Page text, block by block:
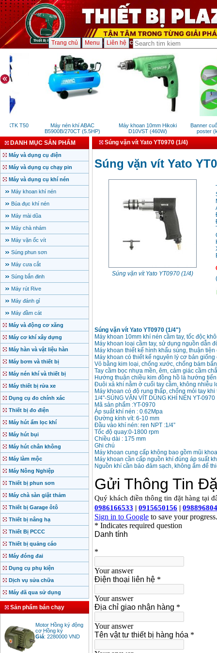
Trang chủ Menu Liên hệ
KTK T50
Máy nén khí ABAC
B5900B/270CT (5.5HP)
Máy khoan 10mm Hikoki
D10VST (460W)
Banner
poster
DANH MỤC SẢN PHẨM
Máy và dụng cụ điện
Máy và dụng cụ chạy pin
Máy và dụng cụ khí nén
Máy khoan khí nén
Búa đục khí nén
Máy mài dũa
Máy chà nhám
Máy vặn ốc vít
Súng phun sơn
Máy cưa cắt
Súng bắn đinh
Máy rút Rive
Máy đánh gỉ
Máy đầm cát
Máy và động cơ xăng
Máy cơ khí xây dựng
Máy hàn và vật liệu hàn
Máy bơm và thiết bị
Máy nén khí và thiết bị
Máy thiết bị rửa xe
Dụng cụ đo chính xác
Thiết bị đo điện
Máy hút ẩm lọc khí
Máy hút bụi
Máy hút chân không
Máy làm mộc
Máy Nông Nghiệp
Thiết bị phun sơn
Máy chà sàn giặt thảm
Thiết bị Garage ôtô
Thiết bị nâng hạ
Thiết Bị PCCC
Thiết bị quảng cáo
Máy đóng đai
Dụng cụ phụ kiện
Dịch vụ sửa chữa
Máy đã qua sử dụng
Sản phẩm bán chạy
cơ Hồng ký
Giá:2280000
Súng vặn vít Yato YT0970 (1/4)
Súng vặn vít Yato
Súng vặn vít Yato YT0970 (1/4)
(
Súng vặn vít Yato YT0970 (1/4")
Máy khoan 10mm khí nén cầm tay, tốc độc
Máy khoan loại cầm tay, sử dụng nguồn dẫn
Máy khoan thiết kế hình khẩu súng, thuận
Máy khoan có thiết kế nguyên lý cơ bản
Vỏ bằng kim loại, chống xước, chống bám
Tay cầm bọc nhựa mền, êm, cảm giác cầm
Hướng thuận chiều kim đồng hồ là hướng
Đuôi xả khí nằm ở cuối tay cầm, không nhiễu
Máy khoan có độ rung thấp, chống mỏi tay khi
1/4"-SÚNG VẶN VÍT DÙNG KHÍ NÉN YT-0970
Mã sản phẩm :YT-0970
Áp suất khí nén : 0.62Mpa
Đường kính vít: 6-10 mm
Đầu vào khí nén: ren NPT :1/4”
Tốc độ quay:0-1800 rpm
Chiều dài : 175 mm
Ghi chú
Máy khoan cung cấp không bao gồm mũi
Máy khoan cần cấp nguồn khí đúng áp suất
Nguồn khí cần bảo đảm sạch, không ẩm để